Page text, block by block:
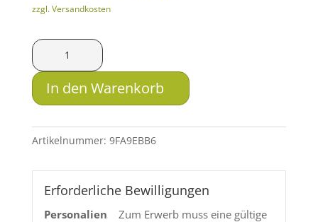
zzgl. Versandkosten
LFB
Solid
.300
Win.
SM
HP
11.7g
In den Warenkorb
Artikelnummer: 9FA9EBB6
Erforderliche Bewilligungen
Personalien
Zum Erwerb muss eine gültige